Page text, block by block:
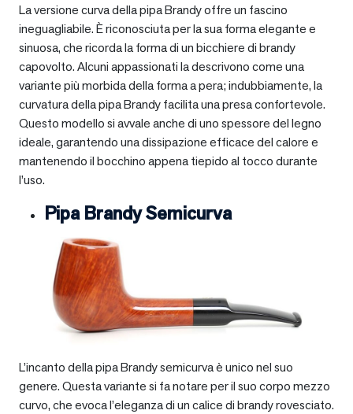
La versione curva della pipa Brandy offre un fascino
ineguagliabile. È riconosciuta per la sua forma elegante e
sinuosa, che ricorda la forma di un bicchiere di brandy
capovolto. Alcuni appassionati la descrivono come una
variante più morbida della forma a pera; indubbiamente, la
curvatura della pipa Brandy facilita una presa confortevole.
Questo modello si avvale anche di uno spessore del legno
ideale, garantendo una dissipazione efficace del calore e
mantenendo il bocchino appena tiepido al tocco durante
l’uso.
Pipa Brandy Semicurva
L’incanto della pipa Brandy semicurva è unico nel suo
genere. Questa variante si fa notare per il suo corpo mezzo
curvo, che evoca l’eleganza di un calice di brandy rovesciato.